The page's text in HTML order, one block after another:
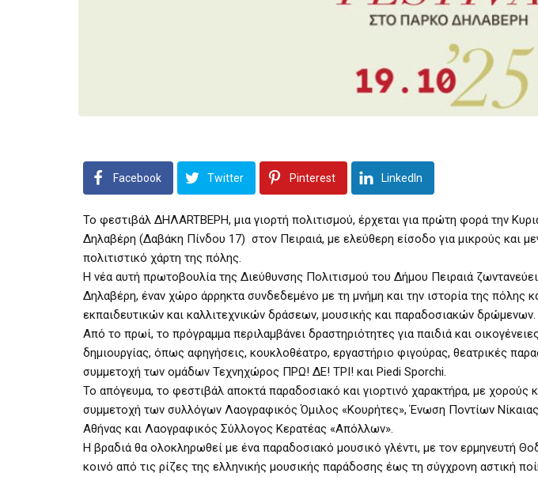
Facebook Twitter Pinterest LinkedIn
Το φεστιβάλ ΔΗΛΑRTΒΕΡΗ, μια γιορτή πολιτισμού, έρχεται για πρώτη φορά την
Δηλαβέρη (Δαβάκη Πίνδου 17) στον Πειραιά, με ελεύθερη είσοδο για μικρούς και
πολιτιστικό χάρτη της πόλης.
Η νέα αυτή πρωτοβουλία της Διεύθυνσης Πολιτισμού του Δήμου Πειραιά
Δηλαβέρη, έναν χώρο άρρηκτα συνδεδεμένο με τη μνήμη και την ιστορία της πόλης
εκπαιδευτικών και καλλιτεχνικών δράσεων, μουσικής και παραδοσιακών δρώμενων.
Από το πρωί, το πρόγραμμα περιλαμβάνει δραστηριότητες για παιδιά και
δημιουργίας, όπως αφηγήσεις, κουκλοθέατρο, εργαστήριο φιγούρας, θεατρικές
συμμετοχή των ομάδων Τεχνηχώρος ΠΡΩ! ΔΕ! ΤΡΙ! και Piedi Sporchi.
Το απόγευμα, το φεστιβάλ αποκτά παραδοσιακό και γιορτινό χαρακτήρα, με χορούς
συμμετοχή των συλλόγων Λαογραφικός Όμιλος «Κουρήτες», Ένωση Ποντίων
Αθήνας και Λαογραφικός Σύλλογος Κερατέας «Απόλλων».
Η βραδιά θα ολοκληρωθεί με ένα παραδοσιακό μουσικό γλέντι, με τον ερμηνευτή
κοινό από τις ρίζες της ελληνικής μουσικής παράδοσης έως τη σύγχρονη αστική